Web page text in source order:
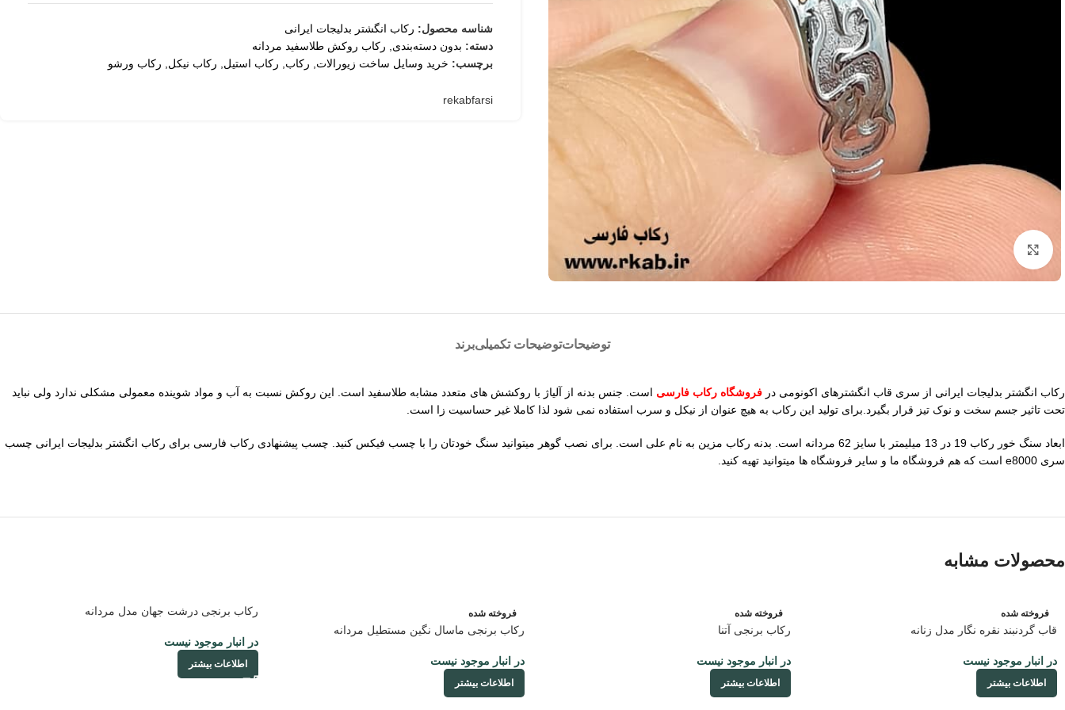
برای بزرگنمایی کلیک کنید
شناسه محصول: رکاب انگشتر بدلیجات ایرانی
دسته: بدون دسته‌بندی
رکاب روکش طلاسفید مردانه
برچسب: خرید وسایل ساخت زیورالات رکاب رکاب استیل رکاب نیکل رکاب ورشو
rekabfarsi
توضیحاتتوضیحات تکمیلیبرند
رکاب انگشتر بدلیجات ایرانی از سری قاب انگشترهای اکونومی در فروشگاه رکاب فارسی است. جنس بدنه از آلیاژ با روکشش های متعدد مشابه طلاسفید است. این روکش نسبت به آب و مواد شوینده معمولی مشکلی ندارد ولی نباید
تحت تاثیر جسم سخت و نوک تیز قرار بگیرد.برای تولید این رکاب به هیچ عنوان از نیکل و سرب استفاده نمی شود لذا کاملا غیر حساسیت زا است.
ابعاد سنگ خور رکاب 19 در 13 میلیمتر با سایز 62 مردانه است. بدنه رکاب مزین به نام علی است. برای نصب گوهر میتوانید سنگ خودتان را با چسب فیکس کنید. چسب پیشنهادی رکاب فارسی برای رکاب انگشتر بدلیجات ایرانی چسب
سری e8000 است که هم فروشگاه ما و سایر فروشگاه ها میتوانید تهیه کنید.
محصولات مشابه
فروخته شده
قاب گردنبند نقره نگار مدل زنانه
در انبار موجود نیست
اطلاعات بیشتر
فروخته شده
رکاب برنجی آتنا
در انبار موجود نیست
اطلاعات بیشتر
فروخته شده
رکاب برنجی ماسال نگین مستطیل مردانه
در انبار موجود نیست
اطلاعات بیشتر
رکاب برنجی درشت جهان مدل مردانه
در انبار موجود نیست
اطلاعات بیشتر